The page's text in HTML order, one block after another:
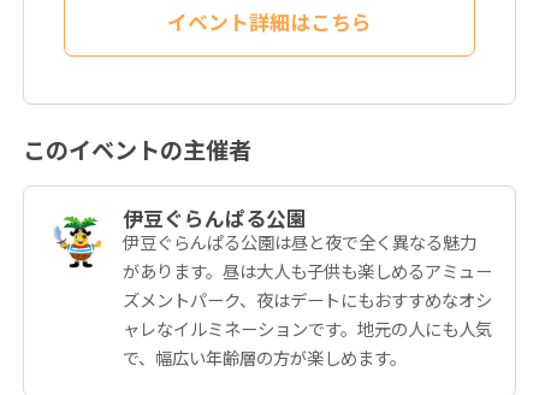
イベント詳細はこちら
このイベントの主催者
伊豆ぐらんぱる公園
伊豆ぐらんぱる公園は昼と夜で全く異なる魅力
があります。昼は大人も子供も楽しめるアミュー
ズメントパーク、夜はデートにもおすすめなオシ
ャレなイルミネーションです。地元の人にも人気
で、幅広い年齢層の方が楽しめます。